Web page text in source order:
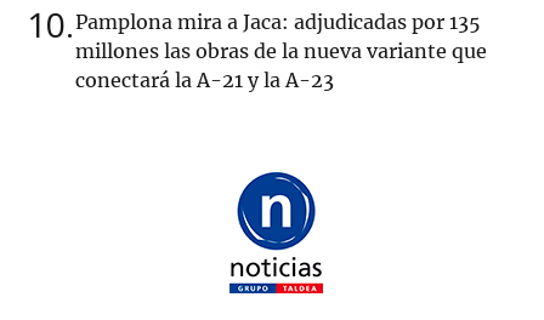
10 Pamplona mira a Jaca: adjudicadas por 135
millones las obras de la nueva variante que
conectará la A-21 y la A-23